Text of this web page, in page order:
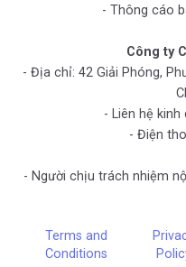
- Thông cáo
Công ty
- Địa chỉ: 42 Giải Phóng,
- Liên hệ kinh
- Điện
- Người chịu trách nhiệm
Terms and
Conditions